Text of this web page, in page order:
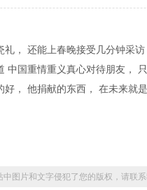
， 还能上春晚接受几分钟采
国重情重义真心对待朋友，
， 他捐献的东西， 在未来就是
图片和文字侵犯了您的版权，请联系